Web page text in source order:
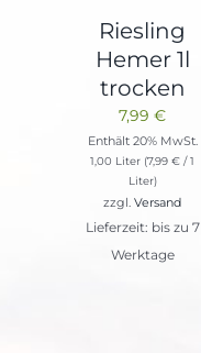
Riesling
Hemer 1l
trocken
7,99€
Enthält 20% MwSt.
1,00 Liter (7,99€ / 1
Liter)
zzgl.Versand
Lieferzeit: bis zu 7
Werktage